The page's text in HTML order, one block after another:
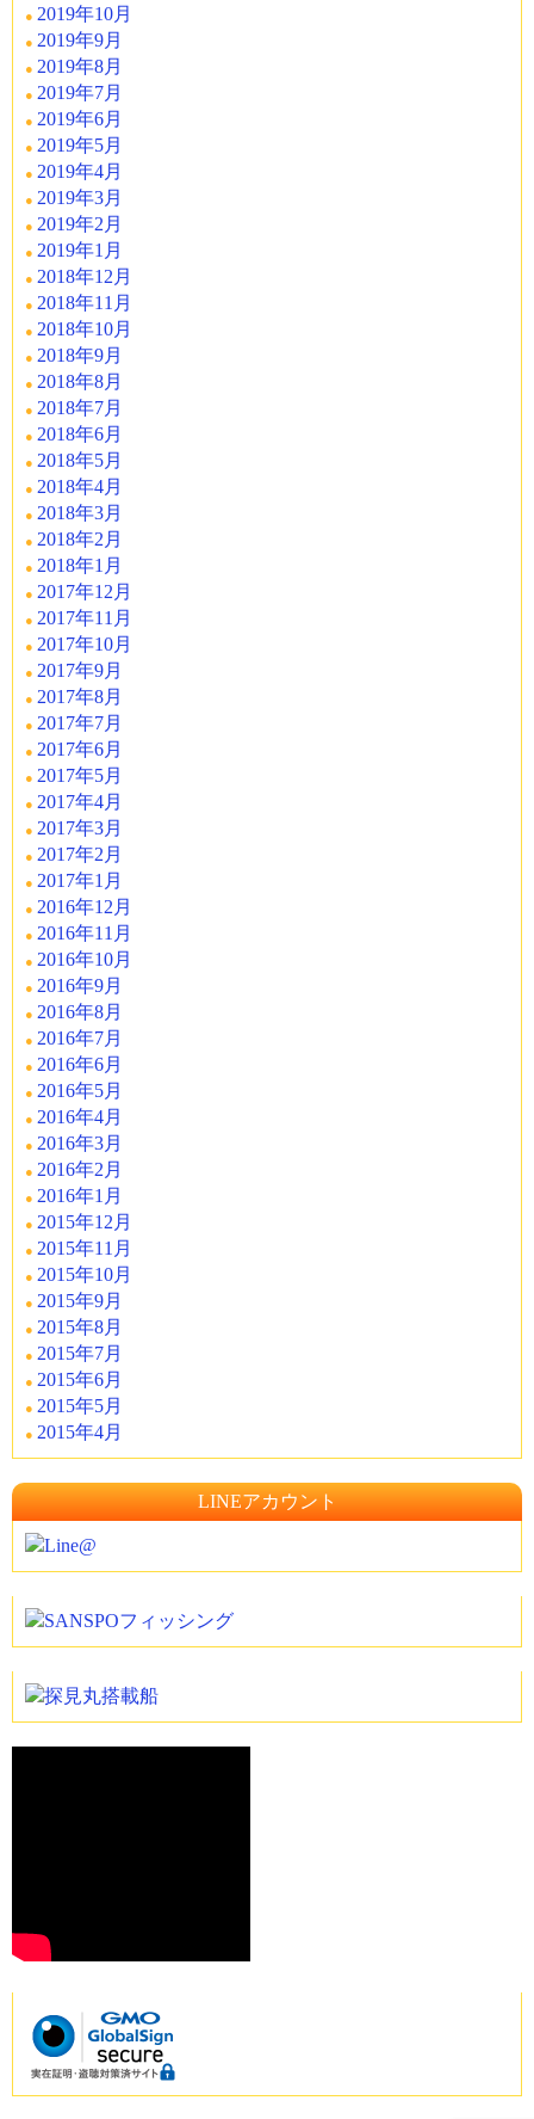
2019年10月
2019年9月
2019年8月
2019年7月
2019年6月
2019年5月
2019年4月
2019年3月
2019年2月
2019年1月
2018年12月
2018年11月
2018年10月
2018年9月
2018年8月
2018年7月
2018年6月
2018年5月
2018年4月
2018年3月
2018年2月
2018年1月
2017年12月
2017年11月
2017年10月
2017年9月
2017年8月
2017年7月
2017年6月
2017年5月
2017年4月
2017年3月
2017年2月
2017年1月
2016年12月
2016年11月
2016年10月
2016年9月
2016年8月
2016年7月
2016年6月
2016年5月
2016年4月
2016年3月
2016年2月
2016年1月
2015年12月
2015年11月
2015年10月
2015年9月
2015年8月
2015年7月
2015年6月
2015年5月
2015年4月
LINEアカウント